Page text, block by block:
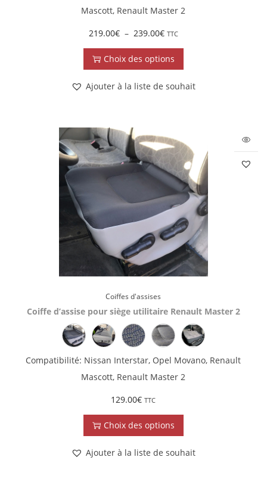
Mascott, Renault Master 2
219.00€ – 239.00€ TTC
Choix des options
Ajouter à la liste de souhait
Coiffes d'assises
Coiffe d’assise pour siège utilitaire Renault Master 2
Compatibilité: Nissan Interstar, Opel Movano, Renault
Mascott, Renault Master 2
129.00€ TTC
Choix des options
Ajouter à la liste de souhait